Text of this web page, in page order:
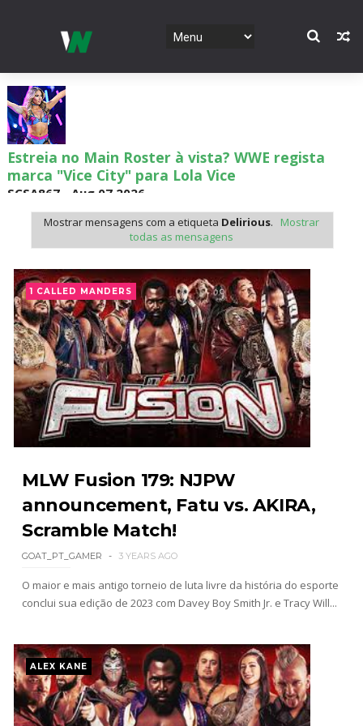
Estreia no Main Roster à vista? WWE regista
marca "Vice City" para Lola Vice
SCSA867- Aug 07 2026
Recomeço na AEW: Daniel Garcia revela como
Jon Moxley salvou a identidade da empresa
junto dos fãs
SCSA867-Aug 07 2026
Drama no SummerSlam 2026: WWE esteve perto
de interromper combate de Brie Bella após
lesão grave no ombro
SCSA867-Aug 07 2026
WWE: Nikki Bella não quer continuar na WWE
SCSA867-Aug 07 2026
AEW: Samoa Joe faz tease de regresso no All In
SCSA867-Aug 07 2026
WWE: Possível adversário de Roman Reigns no
México revelado
Mostrar mensagens com a etiqueta Delirious.
Mostrar
todas as mensagens
1 CALLED MANDERS
MLW Fusion 179: NJPW
announcement, Fatu vs. AKIRA,
Scramble Match!
GOAT_PT_GAMER 3 YEARS AGO
O maior e mais antigo torneio de luta livre da história do esporte
conclui sua edição de 2023 com Davey Boy Smith Jr. e Tracy Will...
ALEX KANE